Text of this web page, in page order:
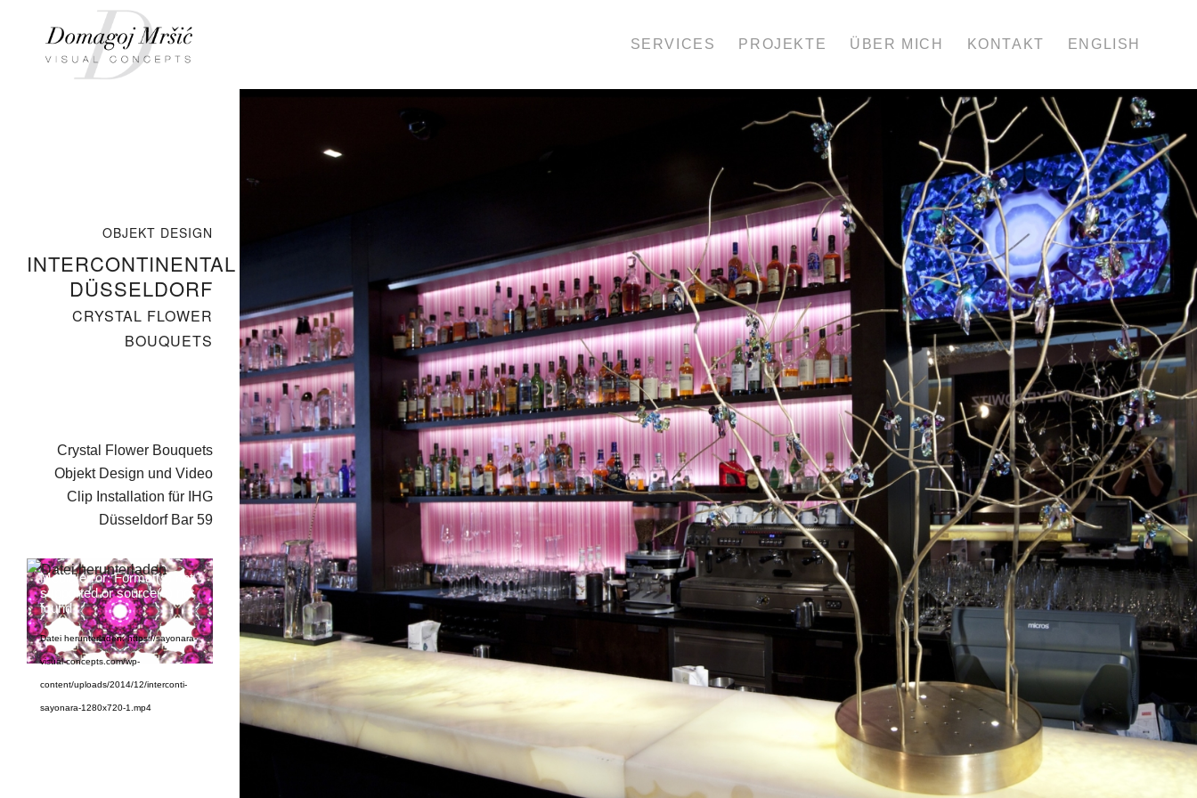
SERVICES PROJEKTE ÜBER MICH KONTAKT ENGLISH
OBJEKT DESIGN
INTERCONTINENTAL
DÜSSELDORF
CRYSTAL FLOWER
BOUQUETS
Crystal Flower Bouquets
Objekt Design und Video
Clip Installation für IHG
Düsseldorf Bar 59
Media error: Format(s) not
supported or source(s) not
found
Datei herunterladen: https://sayonara-
visual-concepts.com/wp-
content/uploads/2014/12/interconti-
sayonara-1280x720-1.mp4